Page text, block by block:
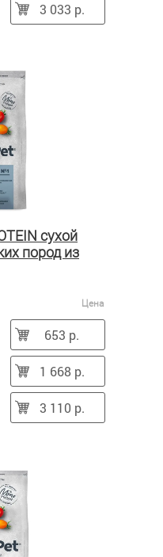
3 033 р.
сухой
пород из
Цена
653 р.
1 668 р.
3 110 р.